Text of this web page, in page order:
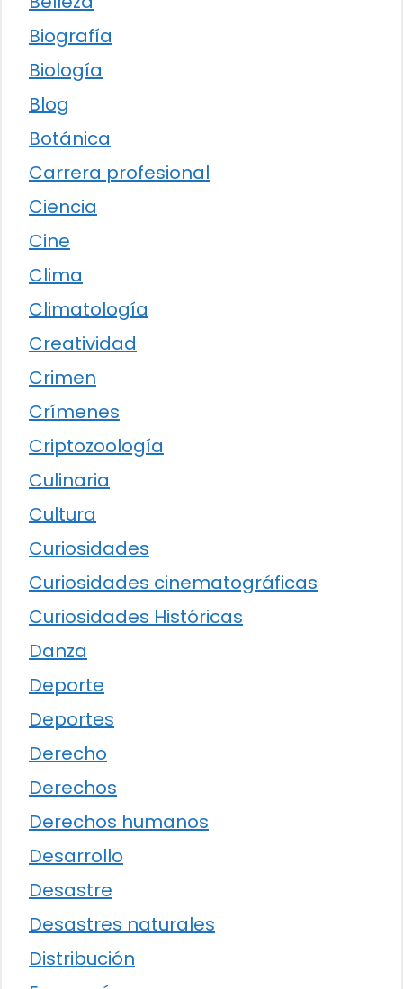
Biografía
Biología
Blog
Botánica
Carrera profesional
Ciencia
Cine
Clima
Climatología
Creatividad
Crimen
Crímenes
Criptozoología
Culinaria
Cultura
Curiosidades
Curiosidades cinematográficas
Curiosidades Históricas
Danza
Deporte
Deportes
Derecho
Derechos
Derechos humanos
Desarrollo
Desastre
Desastres naturales
Distribución